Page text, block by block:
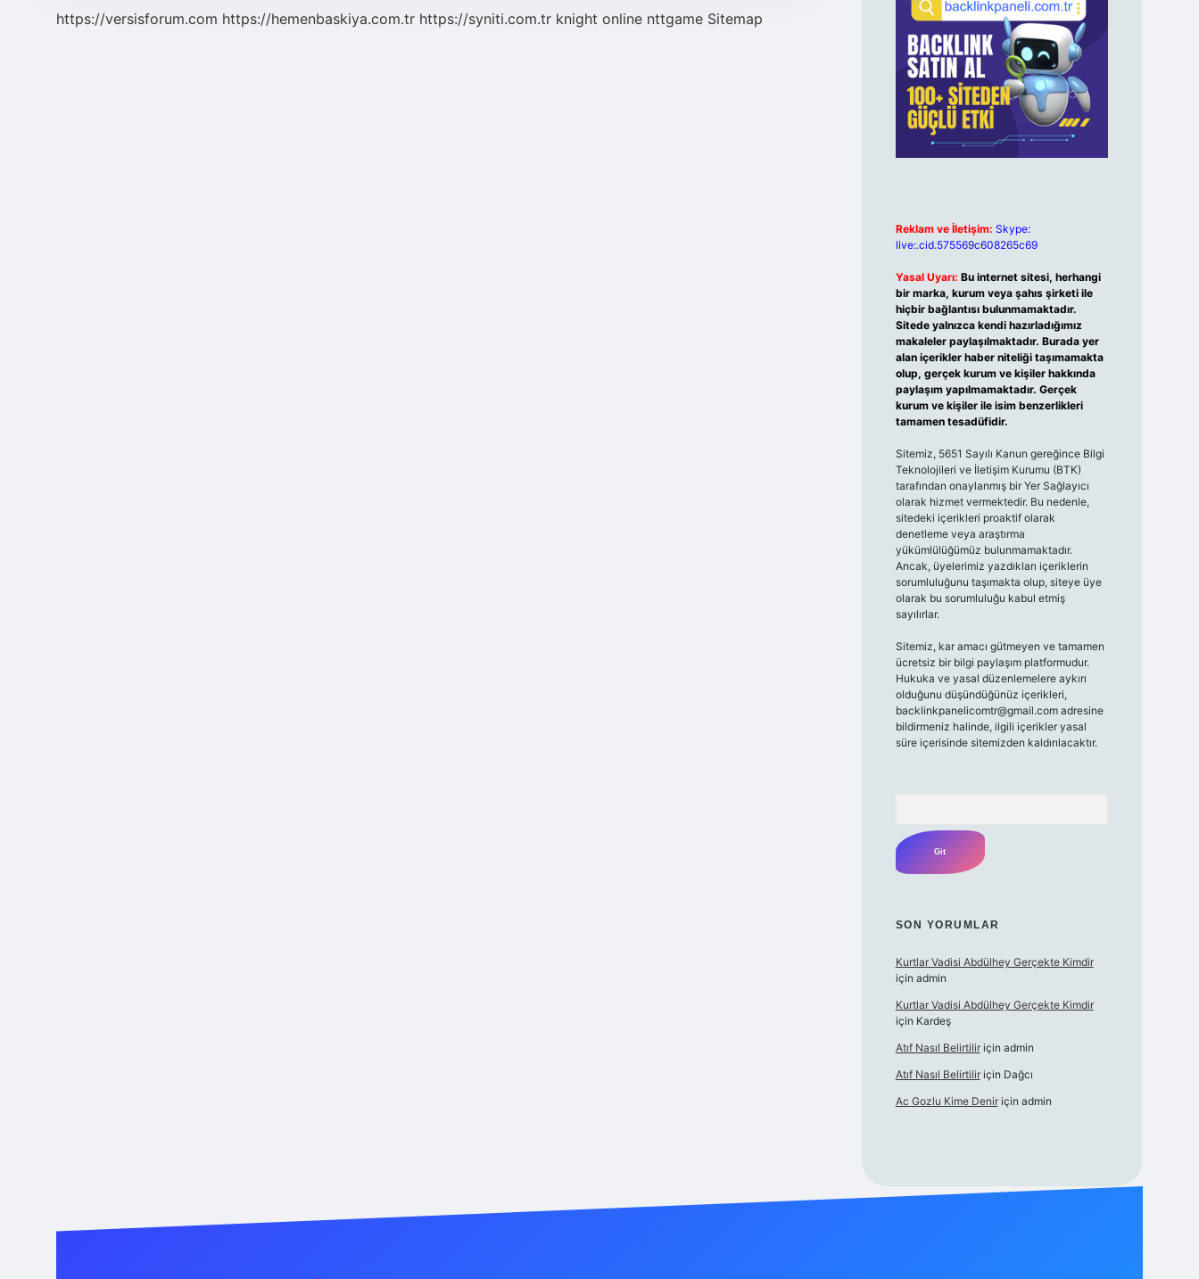
https://versisforum.com https://hemenbaskiya.com.tr https://syniti.com.tr knight online nttgame Sitemap
Reklam ve İletişim: Skype:
live:.cid.575569c608265c69
Yasal Uyarı: Bu internet sitesi, herhangi
bir marka, kurum veya şahıs şirketi ile
hiçbir bağlantısı bulunmamaktadır.
Sitede yalnızca kendi hazırladığımız
makaleler paylaşılmaktadır. Burada yer
alan içerikler haber niteliği taşımamakta
olup, gerçek kurum ve kişiler hakkında
paylaşım yapılmamaktadır. Gerçek
kurum ve kişiler ile isim benzerlikleri
tamamen tesadüfidir.
Sitemiz, 5651 Sayılı Kanun gereğince Bilgi
Teknolojileri ve İletişim Kurumu (BTK)
tarafından onaylanmış bir Yer Sağlayıcı
olarak hizmet vermektedir. Bu nedenle,
sitedeki içerikleri proaktif olarak
denetleme veya araştırma
yükümlülüğümüz bulunmamaktadır.
Ancak, üyelerimiz yazdıkları içeriklerin
sorumluluğunu taşımakta olup, siteye üye
olarak bu sorumluluğu kabul etmiş
sayılırlar.
Sitemiz, kar amacı gütmeyen ve tamamen
ücretsiz bir bilgi paylaşım platformudur.
Hukuka ve yasal düzenlemelere aykırı
olduğunu düşündüğünüz içerikleri,
backlinkpanelicomtr@gmail.comadresine
bildirmeniz halinde, ilgili içerikler yasal
süre içerisinde sitemizden kaldırılacaktır.
SON YORUMLAR
Kurtlar Vadisi Abdülhey Gerçekte Kimdir
için admin
Kurtlar Vadisi Abdülhey Gerçekte Kimdir
için Kardeş
Atıf Nasıl Belirtiliriçin admin
Atıf Nasıl Belirtiliriçin Dağcı
Ac Gozlu Kime Deniriçin admin